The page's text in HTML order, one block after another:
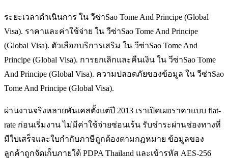
ระยะเวลาดำเนินการ ใน วีซ่าSao Tome And Principe (Global
Visa). ราคาและค่าใช้จ่าย ใน วีซ่าSao Tome And Principe
(Global Visa). ตัวเลือกบริการเสริม ใน วีซ่าSao Tome And
Principe (Global Visa). การยกเลิกและคืนเงิน ใน วีซ่าSao Tome
And Principe (Global Visa). ความปลอดภัยของข้อมูล ใน วีซ่าSao
Tome And Principe (Global Visa).
ผ่านงานจริงหลายพันเคสตั้งแต่ปี 2013 เราเปิดเผยราคาแบบ flat-
rate ก่อนเริ่มงาน ไม่มีค่าใช้จ่ายซ่อนเร้น รับชำระผ่านช่องทางที่
มีใบเสร็จและใบกำกับภาษีถูกต้องตามกฎหมาย ข้อมูลของ
ลูกค้าถูกจัดเก็บภายใต้ PDPA Thailand และเข้ารหัส AES-256